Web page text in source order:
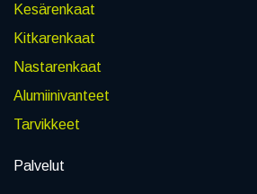
Kesärenkaat
Kitkarenkaat
Nastarenkaat
Alumiinivanteet
Tarvikkeet
Palvelut